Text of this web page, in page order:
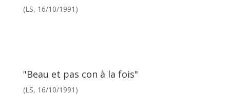
(LS, 16/10/1991)
"Beau et pas con à la fois"
(LS, 16/10/1991)